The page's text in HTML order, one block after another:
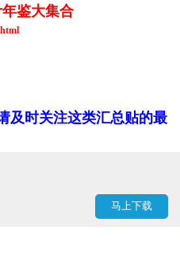
鉴大集合
及时关注这类汇总贴的最
马上下载